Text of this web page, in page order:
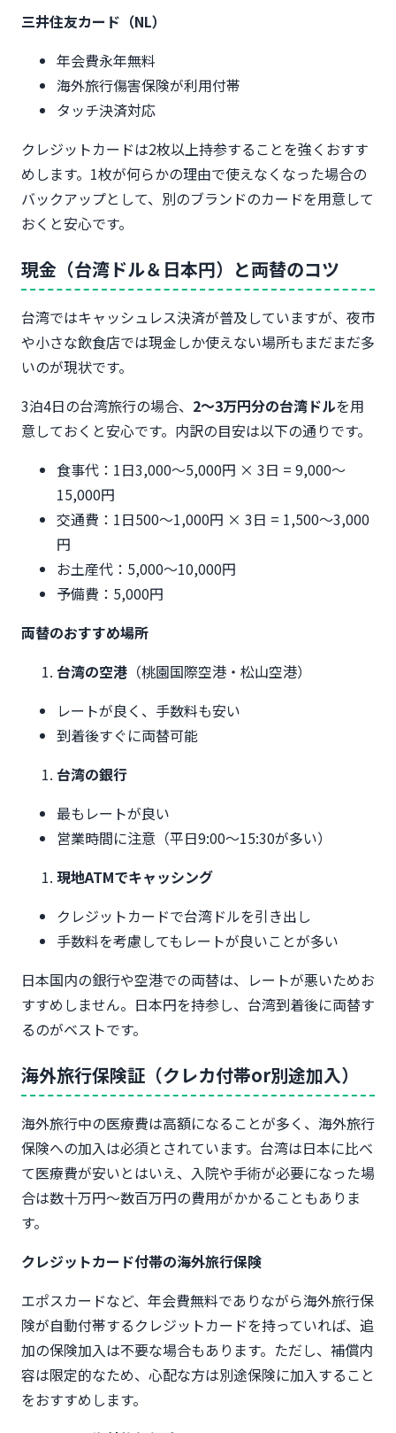
三井住友カード（NL）
年会費永年無料
海外旅行傷害保険が利用付帯
タッチ決済対応
クレジットカードは2枚以上持参することを強くおすす
めします。1枚が何らかの理由で使えなくなった場合の
バックアップとして、別のブランドのカードを用意して
おくと安心です。
現金（台湾ドル＆日本円）と両替のコツ
台湾ではキャッシュレス決済が普及していますが、夜市
や小さな飲食店では現金しか使えない場所もまだまだ多
いのが現状です。
3泊4日の台湾旅行の場合、 2〜3万円分の台湾ドルを用
意しておくと安心です。内訳の目安は以下の通りです。
食事代：1日3,000〜5,000円 × 3日 = 9,000〜
15,000円
交通費：1日500〜1,000円 × 3日 = 1,500〜3,000
円
お土産代：5,000〜10,000円
予備費：5,000円
両替のおすすめ場所
台湾の空港 （桃園国際空港・松山空港）
レートが良く、手数料も安い
到着後すぐに両替可能
台湾の銀行
最もレートが良い
営業時間に注意（平日9:00〜15:30が多い）
現地ATMでキャッシング
クレジットカードで台湾ドルを引き出し
手数料を考慮してもレートが良いことが多い
日本国内の銀行や空港での両替は、レートが悪いためお
すすめしません。日本円を持参し、台湾到着後に両替す
るのがベストです。
海外旅行保険証（クレカ付帯or別途加入）
海外旅行中の医療費は高額になることが多く、海外旅行
保険への加入は必須とされています。台湾は日本に比べ
て医療費が安いとはいえ、入院や手術が必要になった場
合は数十万円〜数百万円の費用がかかることもありま
す。
クレジットカード付帯の海外旅行保険
エポスカードなど、年会費無料でありながら海外旅行保
険が自動付帯するクレジットカードを持っていれば、追
加の保険加入は不要な場合もあります。ただし、補償内
容は限定的なため、心配な方は別途保険に加入すること
をおすすめします。